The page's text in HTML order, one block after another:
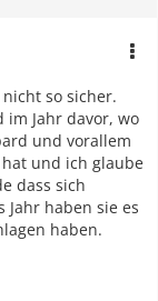
so sicher.
im Jahr davor, wo
und vorallem
und ich glaube
dass sich
haben sie es
haben.